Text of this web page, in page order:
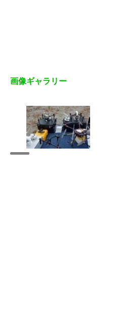
画像ギャラリー